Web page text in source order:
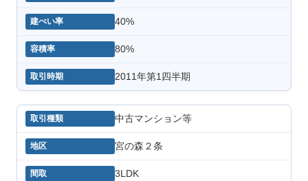
40%
80%
2011年第1四半期
中古マンション等
宮の森２条
3LDK